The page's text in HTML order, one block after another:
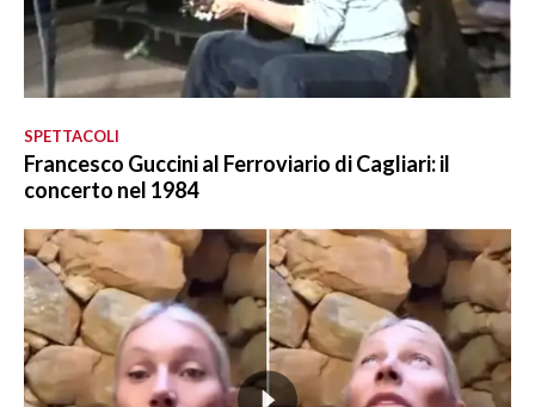
SPETTACOLI
Francesco Guccini al Ferroviario di Cagliari: il
concerto nel 1984